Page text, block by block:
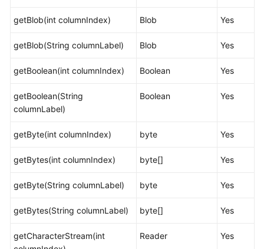
中
_V2.0-
发
指
（分
式
8.x）
开
指
getBlob(int columnIndex) Blob Yes
getBlob(String columnLabel) Blob Yes
getBoolean(int columnIndex) Boolean Yes
getBoolean(String
columnLabel)
Boolean Yes
getByte(int columnIndex) byte Yes
getBytes(int columnIndex) byte[] Yes
getByte(String columnLabel) byte Yes
getBytes(String columnLabel) byte[] Yes
getCharacterStream(int
Reader Yes